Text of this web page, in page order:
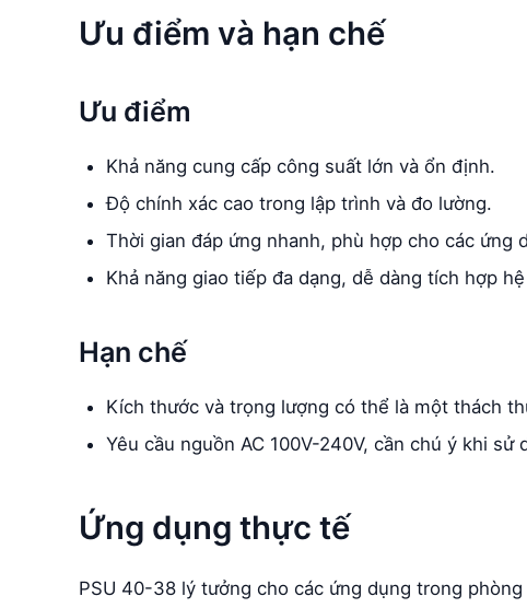
Ưu điểm và hạn chế
Ưu điểm
Khả năng cung cấp công suất lớn và ổn định.
Độ chính xác cao trong lập trình và đo lường.
Thời gian đáp ứng nhanh, phù hợp cho các ứng
Khả năng giao tiếp đa dạng, dễ dàng tích hợp
Hạn chế
Kích thước và trọng lượng có thể là một thách
Yêu cầu nguồn AC 100V-240V, cần chú ý khi
Ứng dụng thực tế
PSU 40-38 lý tưởng cho các ứng dụng trong